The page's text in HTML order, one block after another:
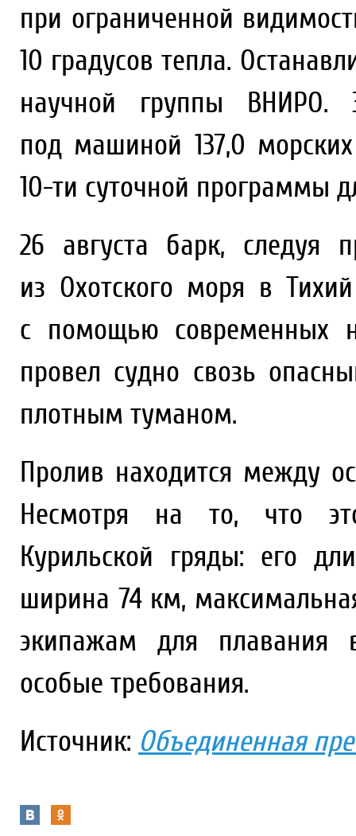
при ограниченной
10 градусов тепла.
научной группы ВНИРО.
под машиной 137,0
10-ти суточной программы
26 августа барк, следуя
из Охотского моря в
с помощью современных
провел судно свозь
плотным туманом.
Пролив находится между
Несмотря на то, что
Курильской гряды: его
ширина 74 км,
экипажам для плавания
особые требования.
Источник: Объединенная